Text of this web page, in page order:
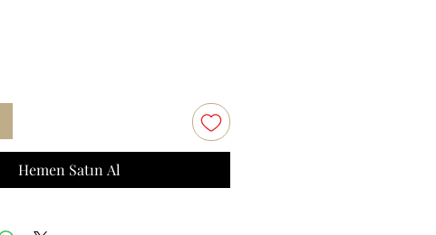
Hemen Satın Al